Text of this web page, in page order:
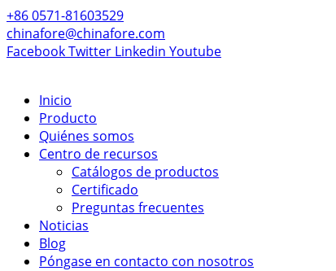
+86 0571-81603529
chinafore@chinafore.com
FacebookTwitter Linkedin Youtube
Inicio
Producto
Quiénes somos
Centro de recursos
Catálogos de productos
Certificado
Preguntas frecuentes
Noticias
Blog
Póngase en contacto con nosotros